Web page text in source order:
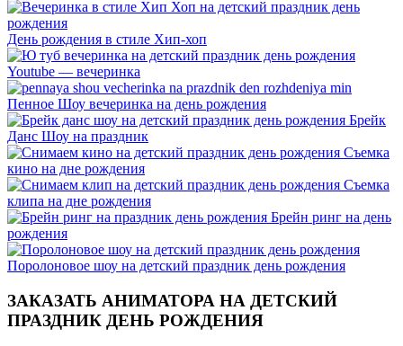
День рождения в стиле Хип-хоп
Youtube — вечеринка
Пенное Шоу вечеринка на день рождения
Брейк
Данс Шоу на праздник
Съемка
кино на дне рождения
Съемка
клипа на дне рождения
Брейн ринг на день
рождения
Поролоновое шоу на детский праздник день рождения
ЗАКАЗАТЬ АНИМАТОРА НА ДЕТСКИЙ
ПРАЗДНИК ДЕНЬ РОЖДЕНИЯ